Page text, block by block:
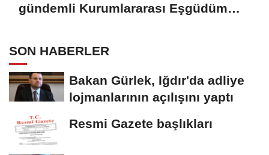
gündemli Kurumlararası Eşgüdüm
SON HABERLER
Bakan Gürlek, Iğdır'da adliye
lojmanlarının açılışını yaptı
Resmi Gazete başlıkları